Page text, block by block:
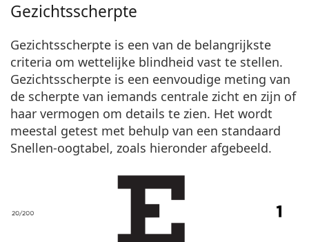
Gezichtsscherpte
Gezichtsscherpte is een van de belangrijkste
criteria om wettelijke blindheid vast te stellen.
Gezichtsscherpte is een eenvoudige meting van
de scherpte van iemands centrale zicht en zijn of
haar vermogen om details te zien. Het wordt
meestal getest met behulp van een standaard
Snellen-oogtabel, zoals hieronder afgebeeld.